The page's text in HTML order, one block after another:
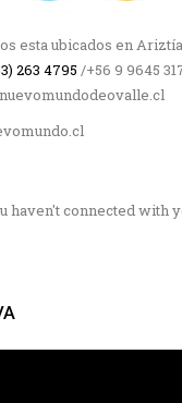
esta ubicados en
263 4795 /+56 9 9645
haven't connected with